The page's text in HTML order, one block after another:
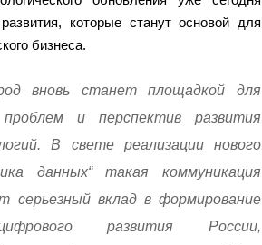
которые станут основой для
бизнеса.
вновь станет площадкой для
и перспектив развития
В свете реализации нового
данных“ такая коммуникация
серьезный вклад в формирование
развития России,